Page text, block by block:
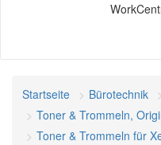
Startseite Bürotechnik
Toner & Trommeln,
Toner & Trommeln für